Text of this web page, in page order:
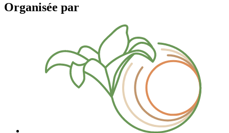
Organisée par